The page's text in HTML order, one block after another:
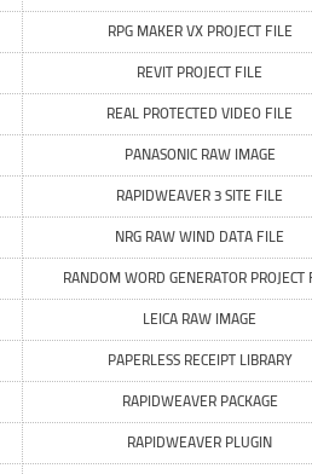
RPG MAKER VX PROJECT FILE
REVIT PROJECT FILE
REAL PROTECTED VIDEO FILE
PANASONIC RAW IMAGE
RAPIDWEAVER 3 SITE FILE
NRG RAW WIND DATA FILE
RANDOM WORD GENERATOR PROJECT
LEICA RAW IMAGE
PAPERLESS RECEIPT LIBRARY
RAPIDWEAVER PACKAGE
RAPIDWEAVER PLUGIN